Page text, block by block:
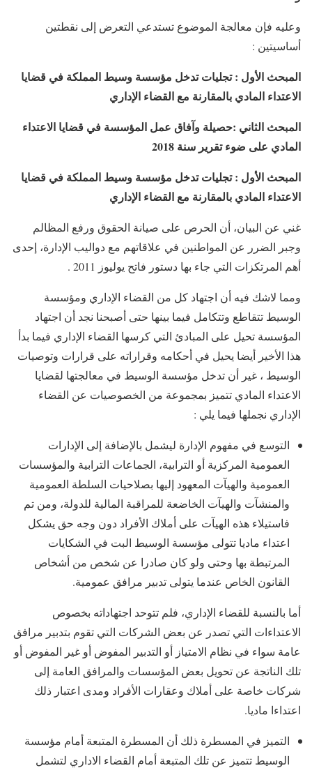
وعليه فإن معالجة الموضوع تستدعي التعرض إلى نقطتين
أساسيتين :
المبحث الأول : تجليات تدخل مؤسسة وسيط المملكة في قضايا
الاعتداء المادي بالمقارنة مع القضاء الإداري
المبحث الثاني :حصيلة وآفاق عمل المؤسسة في قضايا الاعتداء
المادي على ضوء تقرير سنة 2018
المبحث الأول : تجليات تدخل مؤسسة وسيط المملكة في قضايا
الاعتداء المادي بالمقارنة مع القضاء الإداري
غني عن البيان، أن الحرص على صيانة الحقوق ورفع المظالم
وجبر الضرر عن المواطنين في علاقاتهم مع دواليب الإدارة، إحدى
أهم المرتكزات التي جاء بها دستور فاتح يوليوز 2011 .
ومما لاشك فيه أن اجتهاد كل من القضاء الإداري ومؤسسة
الوسيط تتقاطع وتتكامل فيما بينها حتى أصبحنا نجد أن اجتهاد
المؤسسة تحيل على المبادئ التي كرسها القضاء الإداري فيما بدأ
هذا الأخير أيضا يحيل في أحكامه وقراراته على قرارات وتوصيات
الوسيط ، غير أن تدخل مؤسسة الوسيط في معالجتها لقضايا
الاعتداء المادي تتميز بمجموعة من الخصوصيات عن القضاء
الإداري نجملها فيما يلي :
التوسع في مفهوم الإدارة ليشمل بالإضافة إلى الإدارات
العمومية المركزية أو الترابية، الجماعات الترابية والمؤسسات
العمومية والهيآت المعهود إليها بصلاحيات السلطة العمومية
والمنشآت والهيآت الخاضعة للمراقبة المالية للدولة، ومن تم
فاستيلاء هذه الهيآت على أملاك الأفراد دون وجه حق يشكل
اعتداء ماديا تتولى مؤسسة الوسيط البت في الشكايات
المرتبطة بها وحتى ولو كان صادرا عن شخص من أشخاص
القانون الخاص عندما يتولى تدبير مرافق عمومية.
أما بالنسبة للقضاء الإداري، فلم تتوحد اجتهاداته بخصوص
الاعتداءات التي تصدر عن بعض الشركات التي تقوم بتدبير مرافق
عامة سواء في نظام الامتياز أو التدبير المفوض أو غير المفوض أو
تلك الناتجة عن تحويل بعض المؤسسات والمرافق العامة إلى
شركات خاصة على أملاك وعقارات الأفراد ومدى اعتبار ذلك
اعتداءا ماديا.
التميز في المسطرة ذلك أن المسطرة المتبعة أمام مؤسسة
الوسيط تتميز عن تلك المتبعة أمام القضاء الاداري لتشمل